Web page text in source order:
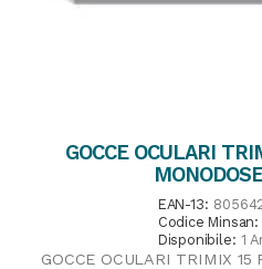
GOCCE OCULARI
EAN-13:
Codice Minsan:
Disponibile: 1
GOCCE OCULARI TRIMIX